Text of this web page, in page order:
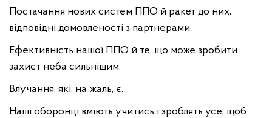
Постачання нових систем ППО й ракет до них,
відповідні домовленості з партнерами.
Ефективність нашої ППО й те, що може зробити
захист неба сильнішим.
Влучання, які, на жаль, є.
Наші оборонці вміють учитись і зроблять усе, щоб